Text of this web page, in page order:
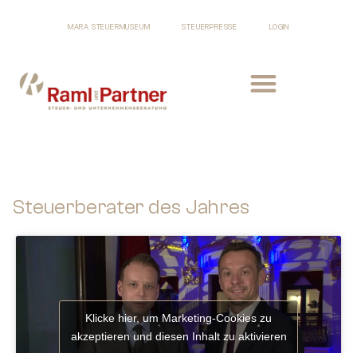
MARA STEUERMUSEUM STEUERPRESSE LOGIN
Steuerberater des Jahres
Klicke hier, um Marketing-Cookies zu
akzeptieren und diesen Inhalt zu aktivieren